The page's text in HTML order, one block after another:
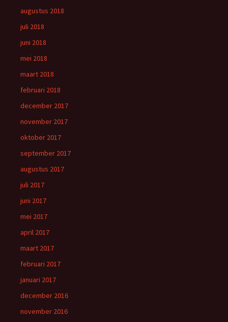
augustus 2018
juli 2018
juni 2018
mei 2018
maart 2018
februari 2018
december 2017
november 2017
oktober 2017
september 2017
augustus 2017
juli 2017
juni 2017
mei 2017
april 2017
maart 2017
februari 2017
januari 2017
december 2016
november 2016